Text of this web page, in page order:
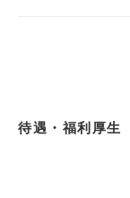
待遇・福利厚生